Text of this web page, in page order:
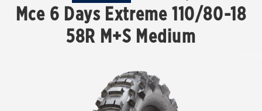
Mce 6 Days Extreme 110/80-18
58R M+S Medium